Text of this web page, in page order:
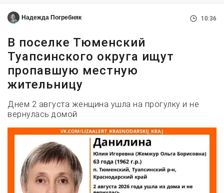
Надежда Погребняк 10:36
В поселке Тюменский
Туапсинского округа ищут
пропавшую местную
жительницу
Днем 2 августа женщина ушла на прогулку и не
вернулась домой